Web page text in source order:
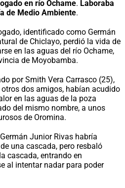
en río Ochame. Laboraba
de Medio Ambiente.
identificado como Germán
de Chiclayo, perdió la vida de
en las aguas del río Ochame,
de Moyobamba.
por Smith Vera Carrasco (25),
dos amigos, habían acudido
en las aguas de la poza
del mismo nombre, a unos
de Oromina.
Junior Rivas habría
una cascada, pero resbaló
cascada, entrando en
al intentar nadar para poder